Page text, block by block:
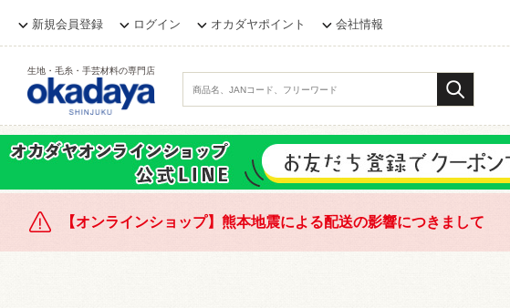
新規会員登録 ログイン オカダヤポイント 会社情報
生地・毛糸・手芸材料の専門店
【オンラインショップ】熊本地震による配送の影響につきまして